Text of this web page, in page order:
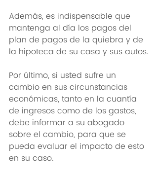
Además, es indispensable que
mantenga al día los pagos del
plan de pagos de la quiebra y de
la hipoteca de su casa y sus autos.
Por último, si usted sufre un
cambio en sus circunstancias
económicas, tanto en la cuantía
de ingresos como de los gastos,
debe informar a su abogado
sobre el cambio, para que se
pueda evaluar el impacto de esto
en su caso.